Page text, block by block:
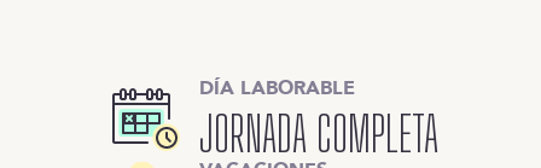
DÍA LABORABLE
JORNADA COMPLETA